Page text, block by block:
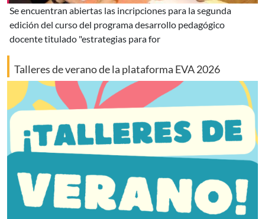
se encuentran abiertas las incripciones para la segunda
edición del curso del programa desarrollo pedagógico
docente titulado "estrategias para for
Talleres de verano de la plataforma EVA 2026